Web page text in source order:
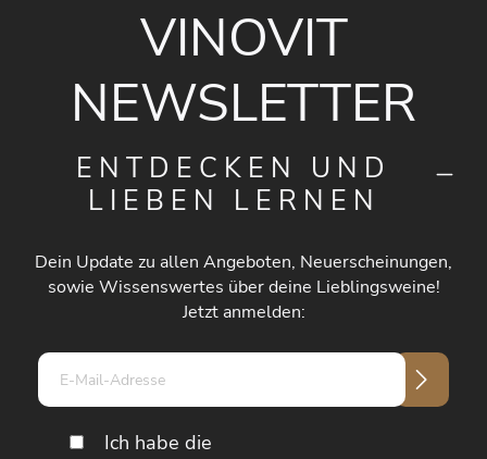
VINOVIT
NEWSLETTER
ENTDECKEN UND
LIEBEN LERNEN
Dein Update zu allen Angeboten, Neuerscheinungen,
sowie Wissenswertes über deine Lieblingsweine!
Jetzt anmelden:
Adresse*
Ich habe die